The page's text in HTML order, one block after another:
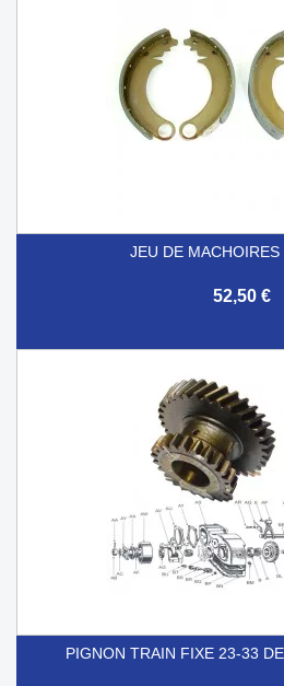
JEU DE MACHOIRES
52,50 €
PIGNON TRAIN FIXE 23-33